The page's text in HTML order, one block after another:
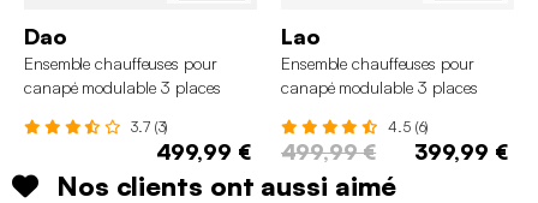
Dao
Ensemble chauffeuses pour
canapé modulable 3 places
3.7 (3)
499,99 €
Lao
Ensemble chauffeuses pour
canapé modulable 3 places
4.5 (6)
499,99 € 399,99 €
Nos clients ont aussi aimé